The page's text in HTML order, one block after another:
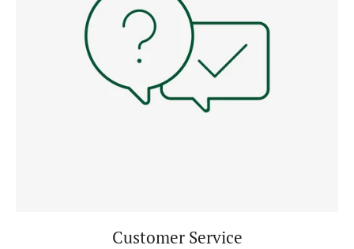
Customer Service